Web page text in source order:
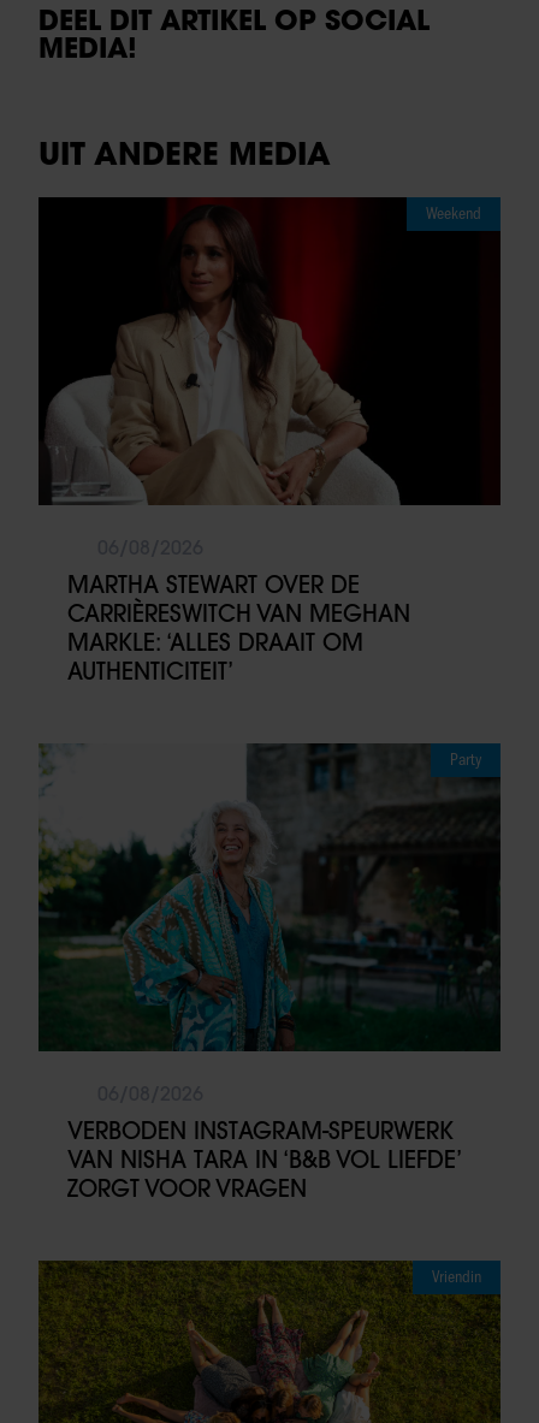
DEEL DIT ARTIKEL OP SOCIAL
MEDIA!
UIT ANDERE MEDIA
Weekend
MARTHA STEWART OVER DE
CARRIÈRESWITCH VAN MEGHAN
MARKLE: ‘ALLES DRAAIT OM
AUTHENTICITEIT’
Party
VERBODEN INSTAGRAM-SPEURWERK
VAN NISHA TARA IN ‘B&B VOL LIEFDE’
ZORGT VOOR VRAGEN
Vriendin